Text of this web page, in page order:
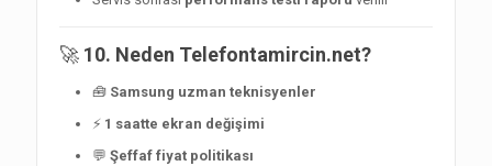
🚀 10. Neden Telefontamircin.net?
🧰 Samsung uzman teknisyenler
⚡ 1 saatte ekran değişimi
💬 Şeffaf fiyat politikası